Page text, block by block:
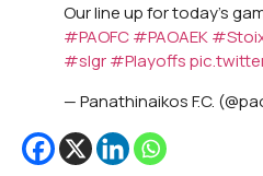
Our line up for today's
#PAOFC#PAOAEK
#slgr#Playoffs
— Panathinaikos F.C.